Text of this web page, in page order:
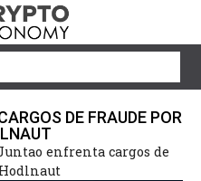
DE FRAUDE POR
enfrenta cargos de